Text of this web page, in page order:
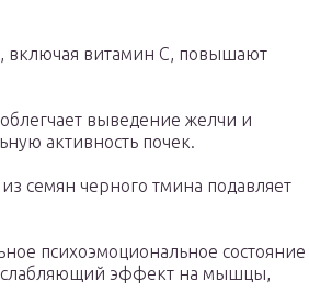
витамин C, повышают
выведение желчи и
активность почек.
семян черного тмина подавляет
психоэмоциональное состояние
эффект на мышцы,